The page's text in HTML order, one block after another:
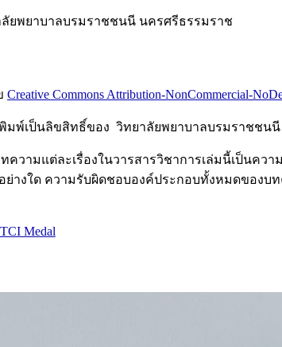
ลัยพยาบาลบรมราชชนนี นครศรีธรรมราช
Creative Commons Attribution-NonCommercial-
มพ์เป็นลิขสิทธิ์ของ วิทยาลัยพยาบาลบรมราชชน
วามแต่ละเรื่องในวารสารวิชาการเล่มนี้เป็นค
ย่างใด ความรับผิดชอบองค์ประกอบทั้งหมดของ